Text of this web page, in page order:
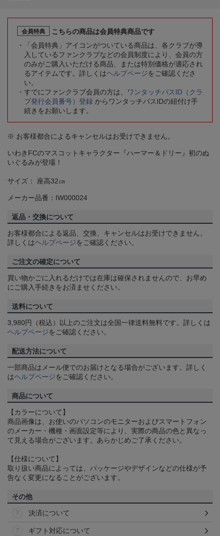
会員特典
こちらの商品は会員特典商品です
「会員特典」アイコンがついている商品は、各クラブが導
入しているファンクラブなどの会員制度により、会員の方
のみがご購入いただける商品、または特別価格が適応され
るアイテムです。詳しくはヘルプページをご確認くださ
い。
すでにファンクラブ会員の方は、
ワンタッチパスID（クラ
ブ発行会員番号）登録 からワンタッチパスIDの紐付け手
続きをお願いします。
※ お客様都合によるキャンセルはお受けできません。
いわきFCのマスコットキャラクター『ハーマー＆ドリー』初のぬ
いぐるみが登場！
サイズ： 座高32㎝
メーカー品番：IW000024
返品・交換について
お客様都合による返品、交換、キャンセルはお受けできません。
詳しくはヘルプページをご確認ください。
ご注文の確定について
買い物かごに入れるだけでは在庫は確保されませんので、お早め
にご購入手続きをお済ませください。
送料について
3,980円（税込）以上のご注文は全国一律送料無料です。詳しくは
ヘルプページをご確認ください。
配送方法について
一部商品はメール便でのお届けとなる場合がございます。詳しく
はヘルプページをご確認ください。
商品について
【カラーについて】
商品画像は、お使いのパソコンのモニターおよびスマートフォン
のメーカー・機種・画面設定等により、実際の商品の色と異なっ
て見える場合がございます。あらかじめご了承ください。
【仕様について】
取り扱い商品によっては、パッケージやデザインなどの仕様が予
告なく変更になることがございます。
その他
決済について
ギフト対応について